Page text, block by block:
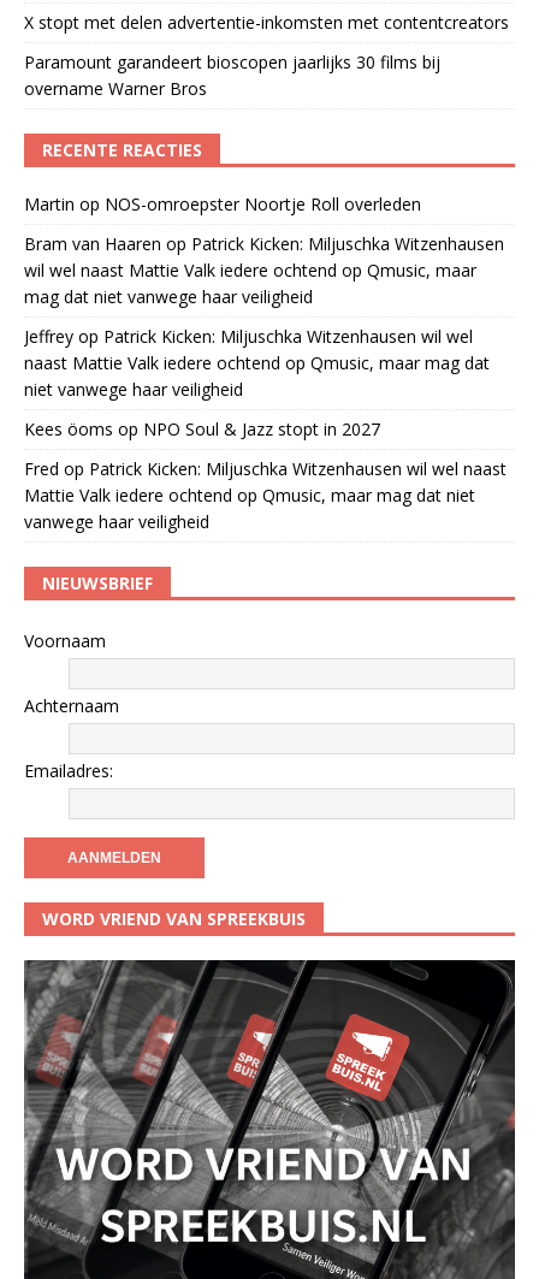
X stopt met delen advertentie-inkomsten met contentcreators
Paramount garandeert bioscopen jaarlijks 30 films bij
overname Warner Bros
RECENTE REACTIES
Martin op NOS-omroepster Noortje Roll overleden
Bram van Haaren op Patrick Kicken: Miljuschka Witzenhausen
wil wel naast Mattie Valk iedere ochtend op Qmusic, maar
mag dat niet vanwege haar veiligheid
Jeffrey op Patrick Kicken: Miljuschka Witzenhausen wil wel
naast Mattie Valk iedere ochtend op Qmusic, maar mag dat
niet vanwege haar veiligheid
Kees öoms op NPO Soul & Jazz stopt in 2027
Fred op Patrick Kicken: Miljuschka Witzenhausen wil wel naast
Mattie Valk iedere ochtend op Qmusic, maar mag dat niet
vanwege haar veiligheid
NIEUWSBRIEF
Voornaam
Achternaam
Emailadres:
WORD VRIEND VAN SPREEKBUIS